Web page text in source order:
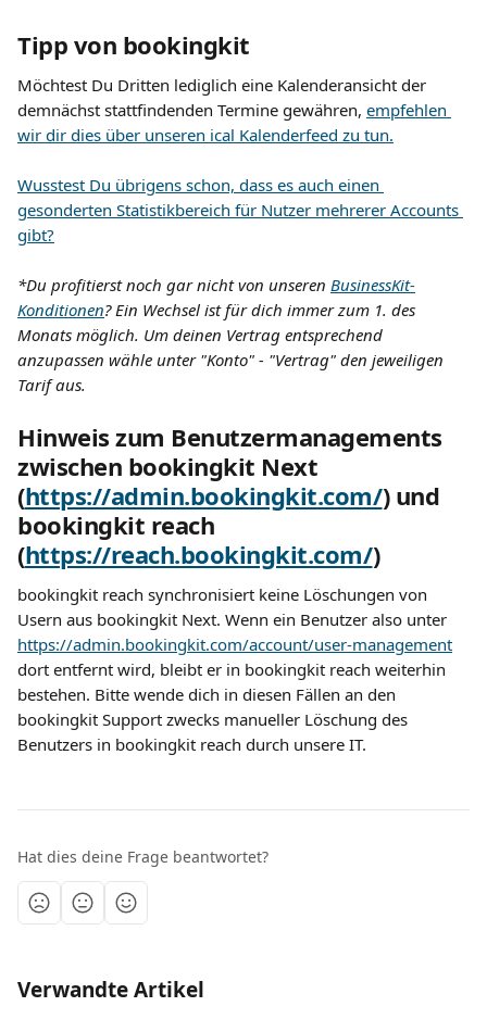
Tipp von bookingkit
Möchtest Du Dritten lediglich eine Kalenderansicht der
demnächst stattfindenden Termine gewähren, empfehlen
wir dir dies über unseren ical Kalenderfeed zu tun.
Wusstest Du übrigens schon, dass es auch einen
gesonderten Statistikbereich für Nutzer mehrerer Accounts
gibt?
*Du profitierst noch gar nicht von unseren BusinessKit-
Konditionen? Ein Wechsel ist für dich immer zum 1. des
Monats möglich. Um deinen Vertrag entsprechend
anzupassen wähle unter "Konto" - "Vertrag" den jeweiligen
Tarif aus.
Hinweis zum Benutzermanagements
zwischen bookingkit Next
(https://admin.bookingkit.com/) und
bookingkit reach
(https://reach.bookingkit.com/)
bookingkit reach synchronisiert keine Löschungen von
Usern aus bookingkit Next. Wenn ein Benutzer also unter
https://admin.bookingkit.com/account/user-management
dort entfernt wird, bleibt er in bookingkit reach weiterhin
bestehen. Bitte wende dich in diesen Fällen an den
bookingkit Support zwecks manueller Löschung des
Benutzers in bookingkit reach durch unsere IT.
Hat dies deine Frage beantwortet?
Verwandte Artikel